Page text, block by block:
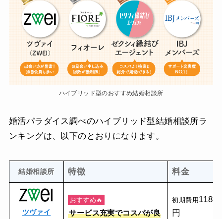
ハイブリッド型のおすすめ結婚相談所
婚活パラダイス調べのハイブリッド型結婚相談所ラ
ンキングは、以下のとおりになります。
結婚相談所 特徴 料金
ツヴァイ
おすすめ🔥
サービス充実でコスパが良
初期費用
円